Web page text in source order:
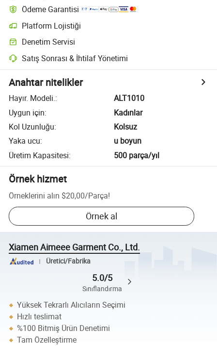
Ödeme Garantisi
Platform Lojistiği
Denetim Servisi
Satış Sonrası & İhtilaf Yönetimi
Anahtar nitelikler
Hayır. Modeli.:
ALT1010
Uygun için:
Kadınlar
Kol Uzunluğu:
Kolsuz
Yaka ucu:
u boyun
Üretim Kapasitesi: 500 parça/yıl
Örnek hizmet
Örneklerini alın $20,00/Parça!
Örnek al
Xiamen Aimeee Garment Co., Ltd.
Üretici/Fabrika
5.0/5
Sınıflandırma
Yüksek Tekrarlı Alıcıların Seçimi
Hızlı teslimat
%100 Bitmiş Ürün Denetimi
Tam Özelleştirme